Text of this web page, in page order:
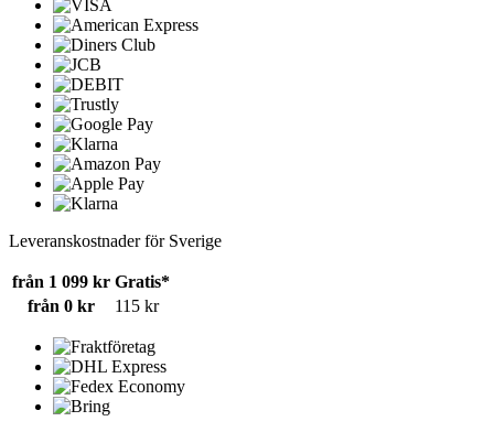
Leveranskostnader för Sverige
från 1 099 kr Gratis*
från 0 kr
115 kr